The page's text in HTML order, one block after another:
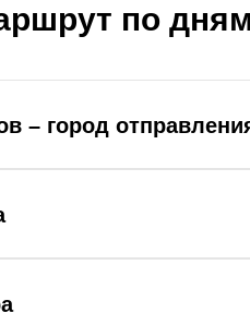
по
– город